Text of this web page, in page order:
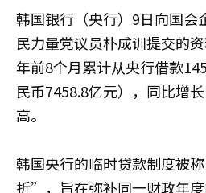
韩国银行（央行）9日向国会
民力量党议员朴成训提交的
年前8个月累计从央行借款
民币7458.8亿元），同比增
高。
韩国央行的临时贷款制度被
折”，旨在弥补同一财政年